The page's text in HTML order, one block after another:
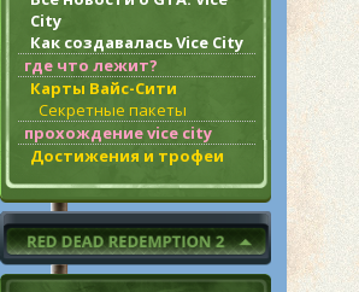
City
Как создавалась Vice City
где что лежит?
Карты Вайс-Сити
Секретные пакеты
прохождение vice city
Достижения и трофеи